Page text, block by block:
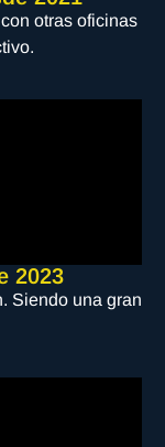
otras oficinas
2023
Siendo una gran